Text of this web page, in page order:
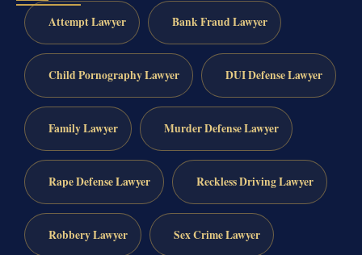
Attempt Lawyer Bank Fraud Lawyer
Child Pornography Lawyer DUI Defense Lawyer
Family Lawyer Murder Defense Lawyer
Rape Defense Lawyer Reckless Driving Lawyer
Robbery Lawyer Sex Crime Lawyer